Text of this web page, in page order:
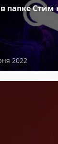
папке Стим
2022